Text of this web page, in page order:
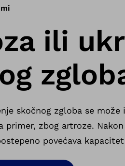
ili
skočnog zgloba se
primer, zbog artroze.
povećava